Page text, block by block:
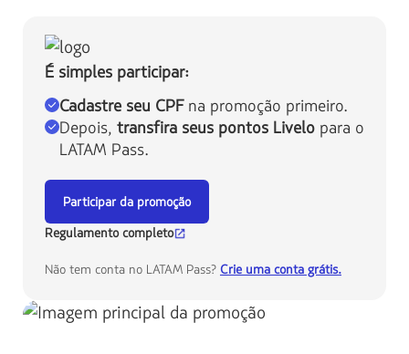
É simples participar:
Cadastre seu CPFna promoção primeiro.
Depois, transfira seus pontos Livelopara o
LATAM Pass.
Participar da promoção
Regulamento completo
Não tem conta no LATAM Pass? Crie uma conta grátis.